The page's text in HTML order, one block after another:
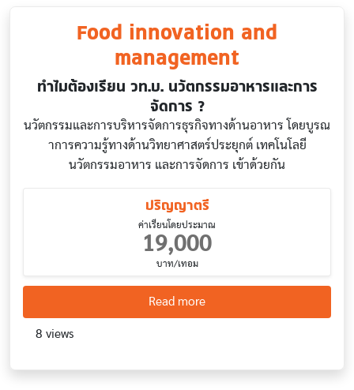
Food innovation and
management
ทำไมต้องเรียน วท.บ. นวัตกรรมอาหารและการ
จัดการ ?
นวัตกรรมและการบริหารจัดการธุรกิจทางด้านอาหาร โดยบูรณ
าการความรู้ทางด้านวิทยาศาสตร์ประยุกต์ เทคโนโลยี
นวัตกรรมอาหาร และการจัดการ เข้าด้วยกัน
ปริญญาตรี
ค่าเรียนโดยประมาณ
19,000
บาท/เทอม
Read moreabout Food innovation
8 views